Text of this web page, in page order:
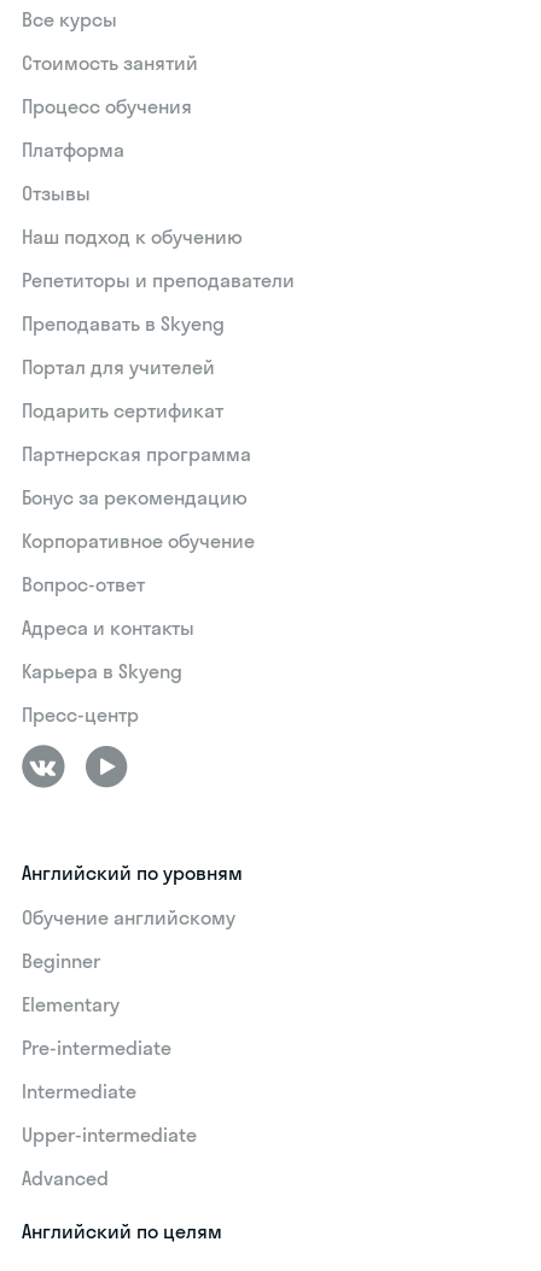
Все курсы
Стоимость занятий
Процесс обучения
Платформа
Отзывы
Наш подход к обучению
Репетиторы и преподаватели
Преподавать в Skyeng
Портал для учителей
Подарить сертификат
Партнерская программа
Бонус за рекомендацию
Корпоративное обучение
Вопрос-ответ
Адреса и контакты
Карьера в Skyeng
Пресс-центр
Английский по уровням
Обучение английскому
Beginner
Elementary
Pre-intermediate
Intermediate
Upper-intermediate
Advanced
Английский по целям